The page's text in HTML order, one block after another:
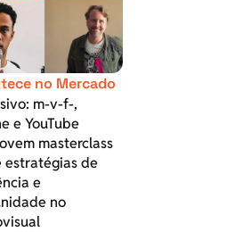
no Mercado
m-v-f-,
e YouTube
masterclass
estratégias de
e
no